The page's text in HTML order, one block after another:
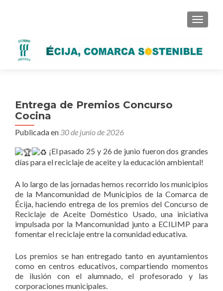
Entrega de Premios Concurso
Cocina
Publicada en 30 de junio de 2026
¡El pasado 25 y 26 de junio fueron dos grandes
días para el reciclaje de aceite y la educación ambiental!
A lo largo de las jornadas hemos recorrido los municipios
de la Mancomunidad de Municipios de la Comarca de
Écija, haciendo entrega de los premios del Concurso de
Reciclaje de Aceite Doméstico Usado, una iniciativa
impulsada por la Mancomunidad junto a ECILIMP para
fomentar el reciclaje entre la comunidad educativa.
Los premios se han entregado tanto en ayuntamientos
como en centros educativos, compartiendo momentos
de ilusión con el alumnado, el profesorado y las
corporaciones municipales.